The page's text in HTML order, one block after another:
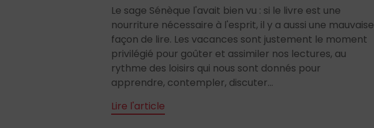
Le sage Sénèque l'avait bien vu : si le livre est une
nourriture nécessaire à l'esprit, il y a aussi une mauvaise
façon de lire. Les vacances sont justement le moment
privilégié pour goûter et assimiler nos lectures, au
rythme des loisirs qui nous sont donnés pour
apprendre, contempler, discuter...
Lire l'article